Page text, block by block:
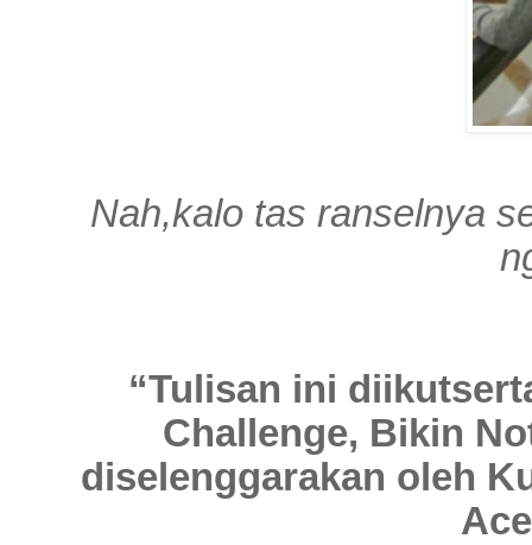
Nah,kalo tas ranselnya
“Tulisan ini
Challenge, Bikin
diselenggarakan oleh